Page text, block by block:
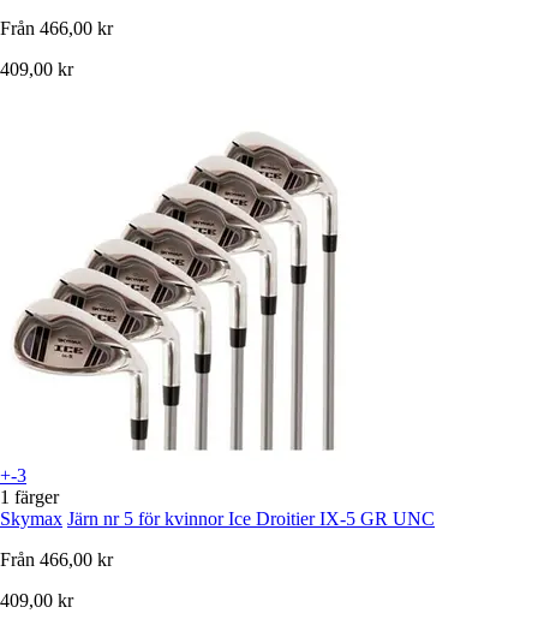
Från 466,00 kr
409,00 kr
+-3
1 färger
Skymax Järn nr 5 för kvinnor Ice Droitier IX-5 GR UNC
Från 466,00 kr
409,00 kr